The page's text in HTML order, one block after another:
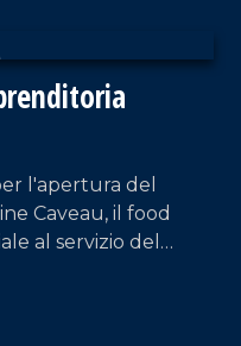
l'apertura del
Caveau, il food
al servizio del